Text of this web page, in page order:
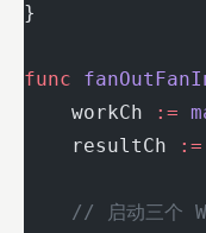
}
func
    workCh
:=
    resultCh
:=
// 启动三个